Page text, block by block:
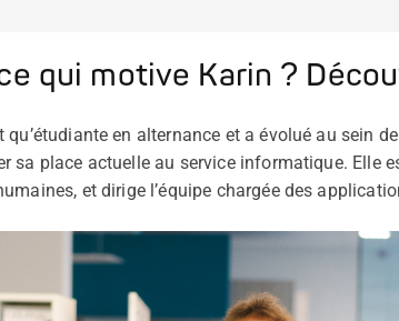
qui motive Karin ?
en alternance et a évolué au sein
sa place actuelle au service informatique. Elle
et dirige l’équipe chargée des